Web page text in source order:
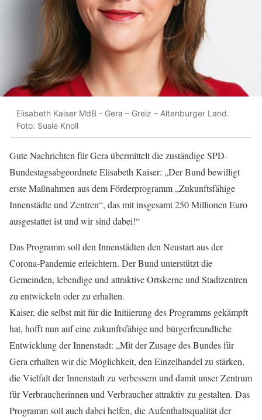
Elisabeth Kaiser MdB - Gera – Greiz – Altenburger Land.
Foto: Susie Knoll
Gute Nachrichten für Gera übermittelt die zuständige SPD-
Bundestagsabgeordnete Elisabeth Kaiser: „Der Bund bewilligt
erste Maßnahmen aus dem Förderprogramm „Zukunftsfähige
Innenstädte und Zentren“, das mit insgesamt 250 Millionen Euro
ausgestattet ist und wir sind dabei!“
Das Programm soll den Innenstädten den Neustart aus der
Corona-Pandemie erleichtern. Der Bund unterstützt die
Gemeinden, lebendige und attraktive Ortskerne und Stadtzentren
zu entwickeln oder zu erhalten.
Kaiser, die selbst mit für die Initiierung des Programms gekämpft
hat, hofft nun auf eine zukunftsfähige und bürgerfreundliche
Entwicklung der Innenstadt: „Mit der Zusage des Bundes für
Gera erhalten wir die Möglichkeit, den Einzelhandel zu stärken,
die Vielfalt der Innenstadt zu verbessern und damit unser Zentrum
für Verbraucherinnen und Verbraucher attraktiv zu gestalten. Das
Programm soll auch dabei helfen, die Aufenthaltsqualität der